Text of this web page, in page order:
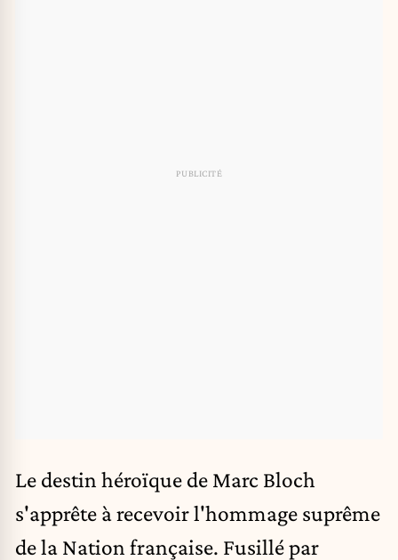
Le destin héroïque de Marc Bloch
s'apprête à recevoir l'hommage suprême
de la Nation française. Fusillé par